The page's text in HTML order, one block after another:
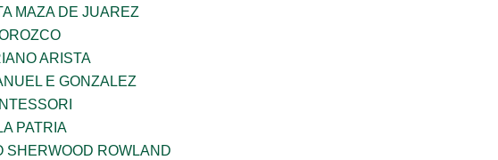
MAZA DE JUAREZ
ARISTA
E GONZALEZ
PATRIA
SHERWOOD ROWLAND